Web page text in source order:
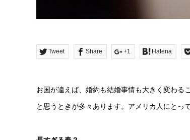
Tweet Share +1 Hatena
お国が違えば、婚約も結婚事情も大きく変わる
と思うときが多々あります。アメリカ人にとっ